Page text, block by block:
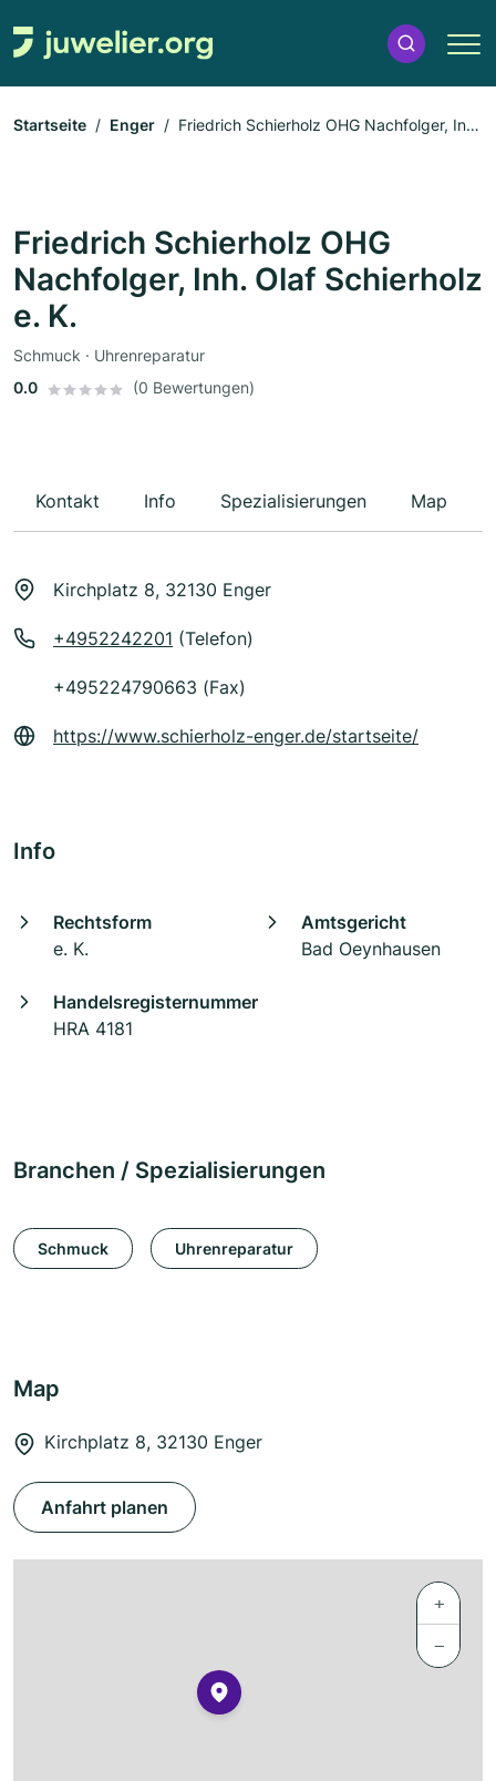
Startseite Enger
Friedrich Schierholz OHG Nachfolger, Inh.
Friedrich Schierholz OHG
Nachfolger, Inh. Olaf Schierholz
e. K.
Schmuck · Uhrenreparatur
0.0
(0 Bewertungen)
Kontakt Info Spezialisierungen Map
Kirchplatz 8, 32130 Enger
+4952242201 (Telefon)
+495224790663 (Fax)
https://www.schierholz-enger.de/startseite/
Info
Rechtsform
e. K.
Amtsgericht
Bad Oeynhausen
Handelsregisternummer
HRA 4181
Branchen / Spezialisierungen
Schmuck Uhrenreparatur
Map
Kirchplatz 8, 32130 Enger
Anfahrt planen
+
−